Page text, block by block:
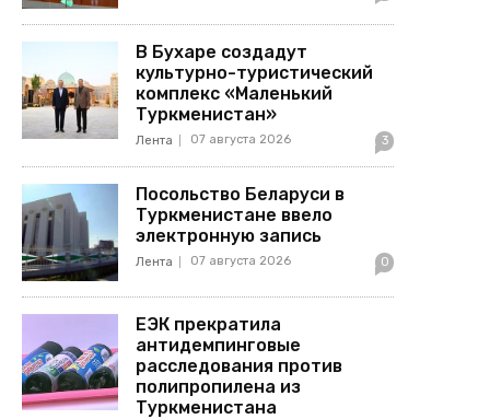
В Бухаре создадут
культурно-туристический
комплекс «Маленький
Туркменистан»
Лента 07 августа 2026 3
Посольство Беларуси в
Туркменистане ввело
электронную запись
Лента 07 августа 2026 0
ЕЭК прекратила
антидемпинговые
расследования против
полипропилена из
Туркменистана